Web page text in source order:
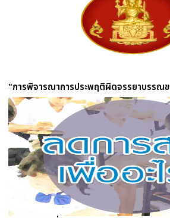
"การพิจารณาการประพฤติผิดจรรยาบรรณ